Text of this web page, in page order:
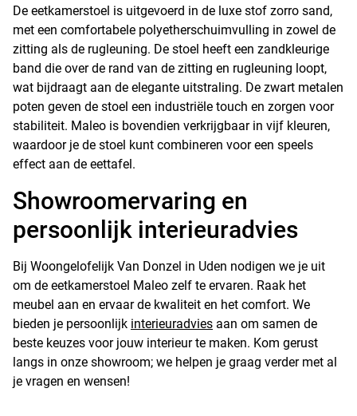
De eetkamerstoel is uitgevoerd in de luxe stof zorro sand,
met een comfortabele polyetherschuimvulling in zowel de
zitting als de rugleuning. De stoel heeft een zandkleurige
band die over de rand van de zitting en rugleuning loopt,
wat bijdraagt aan de elegante uitstraling. De zwart metalen
poten geven de stoel een industriële touch en zorgen voor
stabiliteit. Maleo is bovendien verkrijgbaar in vijf kleuren,
waardoor je de stoel kunt combineren voor een speels
effect aan de eettafel.
Showroomervaring en
persoonlijk interieuradvies
Bij Woongelofelijk Van Donzel in Uden nodigen we je uit
om de eetkamerstoel Maleo zelf te ervaren. Raak het
meubel aan en ervaar de kwaliteit en het comfort. We
bieden je persoonlijk interieuradvies aan om samen de
beste keuzes voor jouw interieur te maken. Kom gerust
langs in onze showroom; we helpen je graag verder met al
je vragen en wensen!